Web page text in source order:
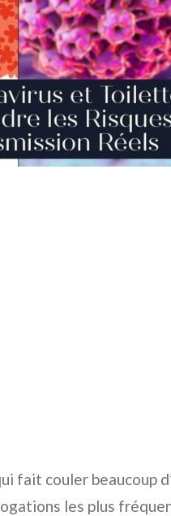
fait couler beaucoup
les plus